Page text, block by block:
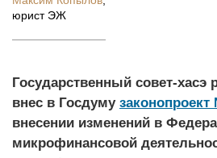
юрист ЭЖ
Государственный совет-хасэ
внес в Госдуму
внесении изменений в
микрофинансовой